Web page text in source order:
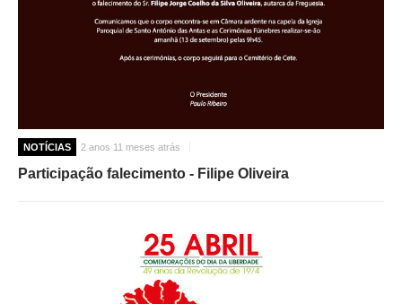
NOTÍCIAS 2 anos 11 meses atrás
Participação falecimento - Filipe Oliveira